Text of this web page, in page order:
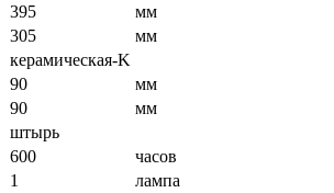
395
мм
305
мм
керамическая-K
90
мм
90
мм
штырь
600
часов
1
лампа